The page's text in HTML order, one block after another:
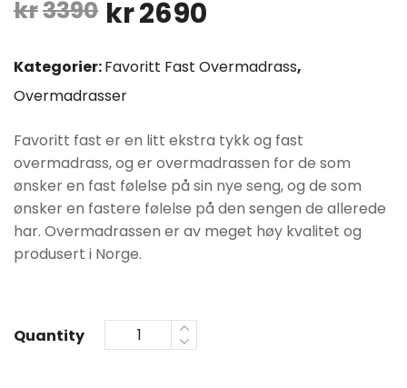
kr3390 Opprinnelig
pris
var:
kr3390.
kr2690
pris
kr2690.
Kategorier:Favoritt Fast Overmadrass,
Overmadrasser
Favoritt fast er en litt ekstra tykk og fast
overmadrass, og er overmadrassen for de som
ønsker en fast følelse på sin nye seng, og de som
ønsker en fastere følelse på den sengen de allerede
har. Overmadrassen er av meget høy kvalitet og
produsert i Norge.
Quantity